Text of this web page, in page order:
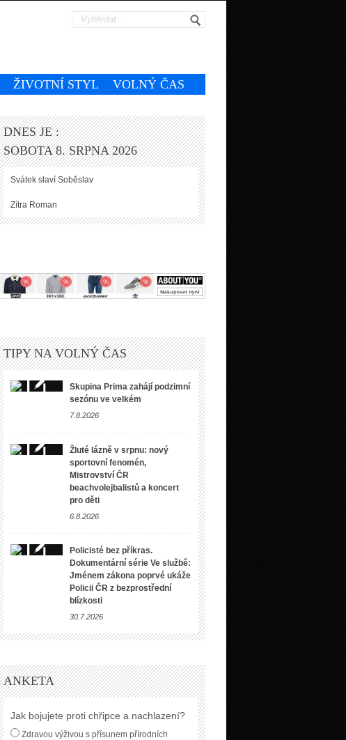
ŽIVOTNÍ STYL VOLNÝ ČAS
DNES JE :
SOBOTA 8. SRPNA 2026
Svátek slaví Soběslav
Zítra Roman
TIPY NA VOLNÝ ČAS
Skupina Prima zahájí podzimní
sezónu ve velkém
7.8.2026
Žluté lázně v srpnu: nový
sportovní fenomén,
Mistrovství ČR
beachvolejbalistů a koncert
pro děti
6.8.2026
Policisté bez příkras.
Dokumentární série Ve službě:
Jménem zákona poprvé ukáže
Policii ČR z bezprostřední
blízkosti
30.7.2026
ANKETA
Jak bojujete proti chřipce a nachlazení?
Zdravou výživou s přísunem přírodních